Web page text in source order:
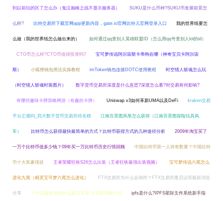
到以前玩的区了怎么办（鬼泣巅峰之战不显示服务器） SUKU是什么币种?SUKU币发展前景怎
么样? 比特交易所下载官网app更新内容，gate.io官网比特儿官网登录入口 我的世界纸要怎
么做（我的世界纸怎么做出来的） 如何通过qq查别人英雄联盟ID（怎么用qq号查别人lol的id）
CTO币怎么样?CTO币值得投资吗? 宝可梦传说阿尔宙斯卡蒂狗在哪（神奇宝贝卡阿尔宙
斯） 小狐狸钱包用法实操教程 imToken钱包连接DOTC使用教程 时空猎人斩魂怎么玩
（时空猎人斩魂时装图片） 数字货币交易所深度是什么意思?深度怎么看?对交易有何影响?
有哪些趣味卡牌策略网游（有趣的卡牌） Uniswap v3如何革新UMA以及DeFi kraken交易
平台正规吗_四大数字货币交易所排名榜 江南百景图风筝怎么获得（江南百景图探险玩具风
车） 比特币怎么获得最快最简单的方式？比特币获得方式的几种途径分析 2009年淘宝买了
一万个比特币值多少钱？09年买一万比特币历史行情回顾 中国比特币第一人持有数量？中国比特
币十大富豪现状 王者荣耀狂铁S26怎么出装（王者狂铁最强出装视频） 宝可梦传说六尾怎么
进化九尾（精灵宝可梦六尾怎么进化） FTX交易所为什么会倒闭？FTX交易所重启运营最新消息
分享 十个问题告诉你什么是元宇宙 元宇宙详细介绍 ipfs是什么?IPFS星际文件系统新手指